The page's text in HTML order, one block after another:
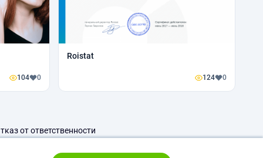
104 0
Roistat
124 0
от ответственности